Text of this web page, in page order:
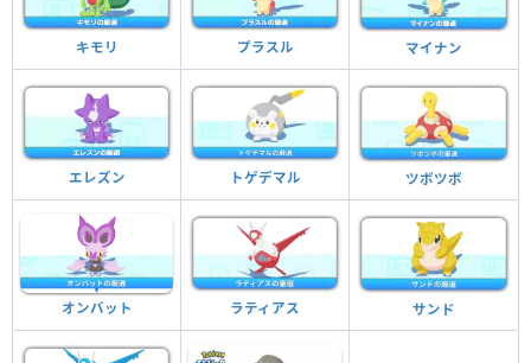
キモリ プラスル マイナン
エレズン トゲデマル ツボツボ
オンバット ラティアス サンド